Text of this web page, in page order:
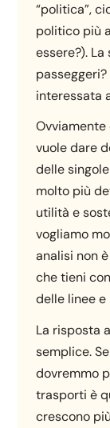
“politica”,
politico più
essere?).
interessata
vuole dare
delle
molto più
utilità e
vogliamo
analisi non
che tieni
delle linee
La risposta
semplice.
dovremmo
trasporti è
crescono